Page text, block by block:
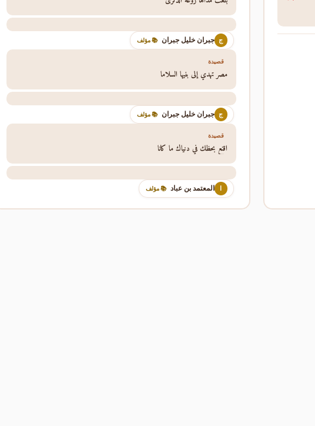
ج جبران خليل جبران 📚 مؤلف
قصيدة
مصر تهدي إلى بنيها السلاما
ج جبران خليل جبران 📚 مؤلف
قصيدة
اقنع بحظك في دنياك ما كانا
ا المعتمد بن عباد 📚 مؤلف